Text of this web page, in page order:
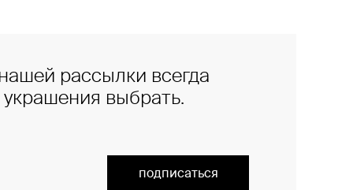
рассылки всегда
украшения выбрать.
подписаться